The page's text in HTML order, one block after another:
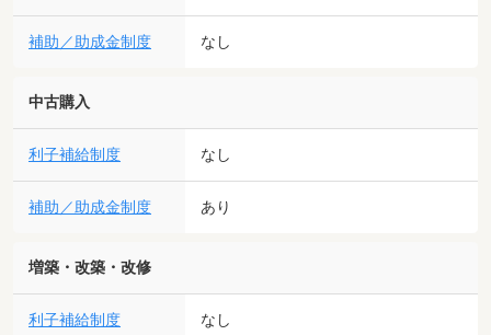
補助／助成金制度 なし
中古購入
利子補給制度 なし
補助／助成金制度 あり
増築・改築・改修
利子補給制度 なし